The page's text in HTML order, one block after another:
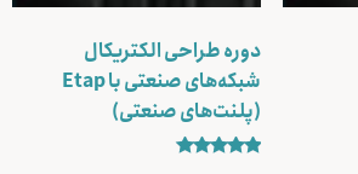
دوره طراحی الکتریکال
شبکه‌های صنعتی با Etap
(پلنت‌های صنعتی)